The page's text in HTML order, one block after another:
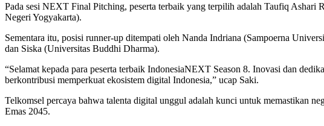
Pada sesi NEXT Final Pitching, peserta terbaik yang terpilih adalah Taufiq
Negeri Yogyakarta).
Sementara itu, posisi runner-up ditempati oleh Nanda Indriana (Sampoerna
dan Siska (Universitas Buddhi Dharma).
“Selamat kepada para peserta terbaik IndonesiaNEXT Season 8. Inovasi dan
berkontribusi memperkuat ekosistem digital Indonesia,” ucap Saki.
Telkomsel percaya bahwa talenta digital unggul adalah kunci untuk memastikan
Emas 2045.